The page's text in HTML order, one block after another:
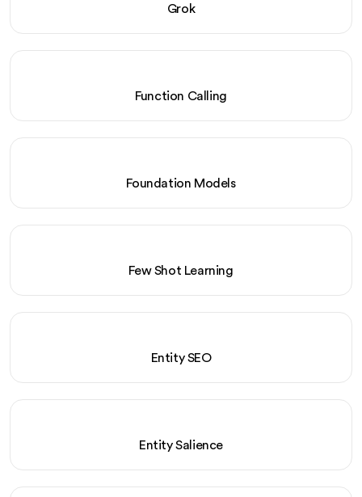
Grok
Function Calling
Foundation Models
Few Shot Learning
Entity SEO
Entity Salience